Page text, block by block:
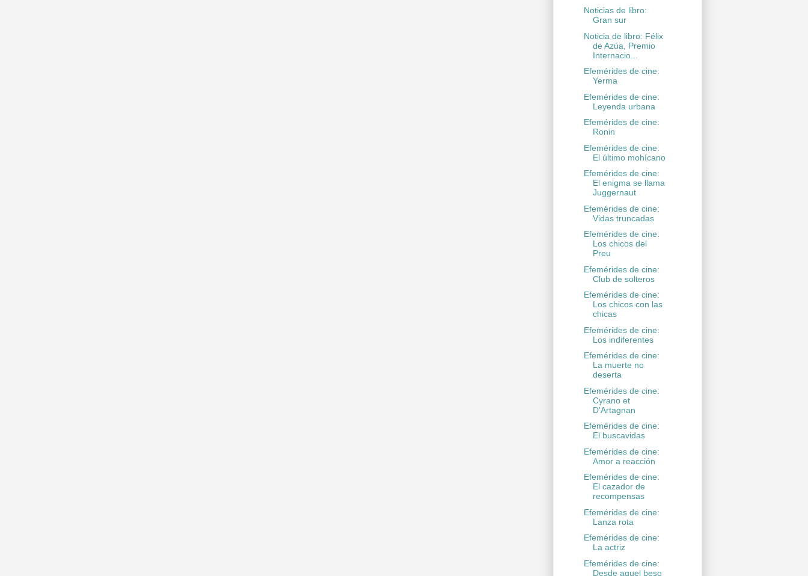
Noticias de libro:
Gran sur
Noticia de libro: Félix
de Azúa, Premio
Internacio...
Efemérides de cine:
Yerma
Efemérides de cine:
Leyenda urbana
Efemérides de cine:
Ronin
Efemérides de cine:
El último mohícano
Efemérides de cine:
El enigma se llama
Juggernaut
Efemérides de cine:
Vidas truncadas
Efemérides de cine:
Los chicos del
Preu
Efemérides de cine:
Club de solteros
Efemérides de cine:
Los chicos con las
chicas
Efemérides de cine:
Los indiferentes
Efemérides de cine:
La muerte no
deserta
Efemérides de cine:
Cyrano et
D'Artagnan
Efemérides de cine:
El buscavidas
Efemérides de cine:
Amor a reacción
Efemérides de cine:
El cazador de
recompensas
Efemérides de cine:
Lanza rota
Efemérides de cine:
La actriz
Efemérides de cine:
Desde aquel beso